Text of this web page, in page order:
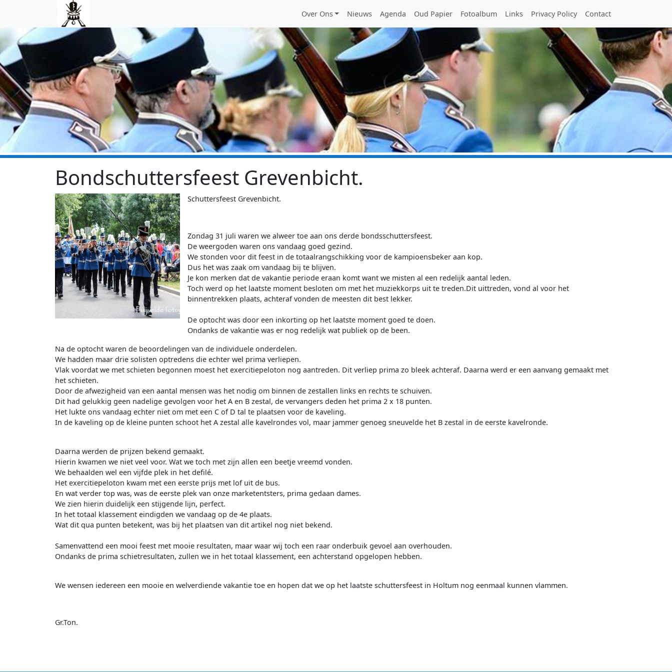
Skip to main content Main menu
Over Ons Nieuws Agenda Oud Papier Fotoalbum Links Privacy Policy Contact
Bondschuttersfeest Grevenbicht.
Schuttersfeest Grevenbicht.
Zondag 31 juli waren we alweer toe aan ons derde bondsschuttersfeest.
De weergoden waren ons vandaag goed gezind.
We stonden voor dit feest in de totaalrangschikking voor de kampioensbeker aan kop.
Dus het was zaak om vandaag bij te blijven.
Je kon merken dat de vakantie periode eraan komt want we misten al een redelijk aantal leden.
Toch werd op het laatste moment besloten om met het muziekkorps uit te treden.Dit uittreden, vond al voor het
binnentrekken plaats, achteraf vonden de meesten dit best lekker.
De optocht was door een inkorting op het laatste moment goed te doen.
Ondanks de vakantie was er nog redelijk wat publiek op de been.
Na de optocht waren de beoordelingen van de individuele onderdelen.
We hadden maar drie solisten optredens die echter wel prima verliepen.
Vlak voordat we met schieten begonnen moest het exercitiepeloton nog aantreden. Dit verliep prima zo bleek achteraf. Daarna werd er een aanvang gemaakt met
het schieten.
Door de afwezigheid van een aantal mensen was het nodig om binnen de zestallen links en rechts te schuiven.
Dit had gelukkig geen nadelige gevolgen voor het A en B zestal, de vervangers deden het prima 2 x 18 punten.
Het lukte ons vandaag echter niet om met een C of D tal te plaatsen voor de kaveling.
In de kaveling op de kleine punten schoot het A zestal alle kavelrondes vol, maar jammer genoeg sneuvelde het B zestal in de eerste kavelronde.
Daarna werden de prijzen bekend gemaakt.
Hierin kwamen we niet veel voor. Wat we toch met zijn allen een beetje vreemd vonden.
We behaalden wel een vijfde plek in het defilé.
Het exercitiepeloton kwam met een eerste prijs met lof uit de bus.
En wat verder top was, was de eerste plek van onze marketentsters, prima gedaan dames.
We zien hierin duidelijk een stijgende lijn, perfect.
In het totaal klassement eindigden we vandaag op de 4e plaats.
Wat dit qua punten betekent, was bij het plaatsen van dit artikel nog niet bekend.
Samenvattend een mooi feest met mooie resultaten, maar waar wij toch een raar onderbuik gevoel aan overhouden.
Ondanks de prima schietresultaten, zullen we in het totaal klassement, een achterstand opgelopen hebben.
We wensen iedereen een mooie en welverdiende vakantie toe en hopen dat we op het laatste schuttersfeest in Holtum nog eenmaal kunnen vlammen.
Gr.Ton.